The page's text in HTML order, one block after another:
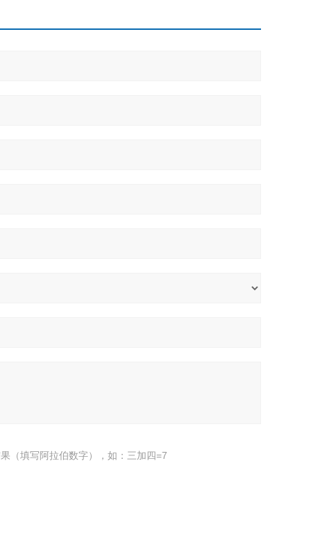
（填写阿拉伯数字），如：三加四=7